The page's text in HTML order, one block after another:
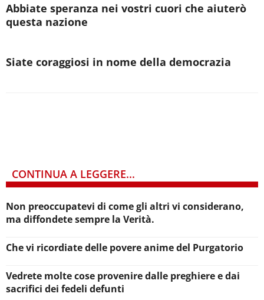
Abbiate speranza nei vostri cuori che aiuterò
questa nazione
Siate coraggiosi in nome della democrazia
CONTINUA A LEGGERE...
Non preoccupatevi di come gli altri vi considerano,
ma diffondete sempre la Verità.
Che vi ricordiate delle povere anime del Purgatorio
Vedrete molte cose provenire dalle preghiere e dai
sacrifici dei fedeli defunti